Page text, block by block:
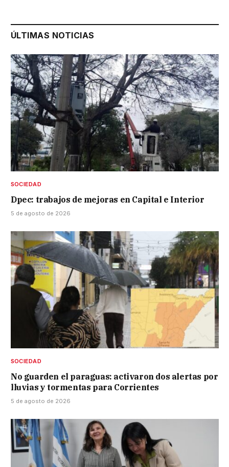
ÚLTIMAS NOTICIAS
SOCIEDAD
Dpec: trabajos de mejoras en Capital e Interior
5 de agosto de 2026
SOCIEDAD
No guarden el paraguas: activaron dos alertas por
lluvias y tormentas para Corrientes
5 de agosto de 2026